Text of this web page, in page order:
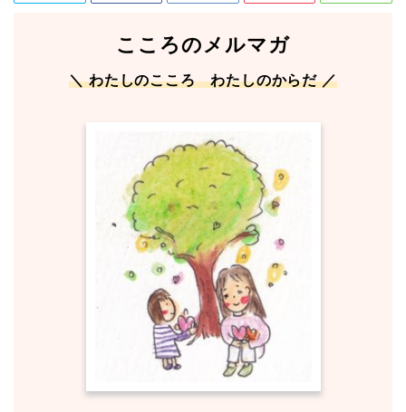
こころのメルマガ
＼ わたしのこころ わたしのからだ ／